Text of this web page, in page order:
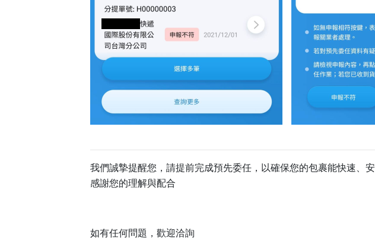
我們誠摯提醒您，請提前完成預先委任，以確保您的包裹能快速、安
感謝您的理解與配合
如有任何問題，歡迎洽詢